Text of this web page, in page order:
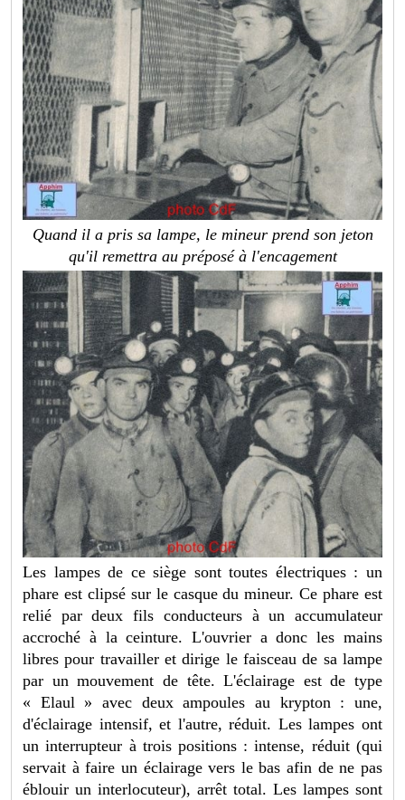
Quand il a pris sa lampe, le mineur prend son jeton
qu'il remettra au préposé à l'encagement
Les lampes de ce siège sont toutes électriques : un
phare est clipsé sur le casque du mineur. Ce phare est
relié par deux fils conducteurs à un accumulateur
accroché à la ceinture. L'ouvrier a donc les mains
libres pour travailler et dirige le faisceau de sa lampe
par un mouvement de tête. L'éclairage est de type
« Elaul » avec deux ampoules au krypton : une,
d'éclairage intensif, et l'autre, réduit. Les lampes ont
un interrupteur à trois positions : intense, réduit (qui
servait à faire un éclairage vers le bas afin de ne pas
éblouir un interlocuteur), arrêt total. Les lampes sont